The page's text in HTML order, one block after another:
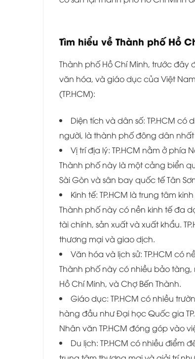
Tìm hiểu về Thành phố Hồ
Thành phố Hồ Chí Minh, trước đây
văn hóa, và giáo dục của Việt
(TP.HCM):
Diện tích và dân số: TP.HCM có
người, là thành phố đông dân
Vị trí địa lý: TP.HCM nằm ở
Thành phố này là một cảng biển
Sài Gòn và sân bay quốc tế Tân
Kinh tế: TP.HCM là trung tâm
Thành phố này có nền kinh tế đa
tài chính, sản xuất và xuất khẩu.
thương mại và giao dịch.
Văn hóa và lịch sử: TP.HCM có
Thành phố này có nhiều bảo
Hồ Chí Minh, và Chợ Bến Thành.
Giáo dục: TP.HCM có nhiều
hàng đầu như Đại học Quốc gia
Nhân văn TP.HCM đóng góp vào
Du lịch: TP.HCM có nhiều điểm